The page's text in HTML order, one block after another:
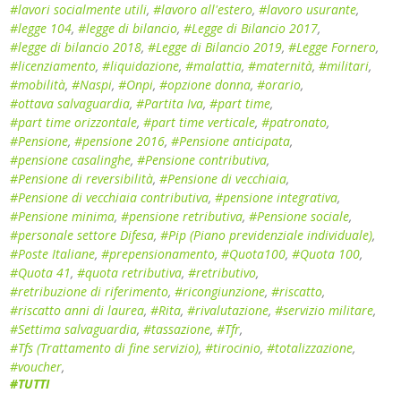
#lavori socialmente utili,#lavoro all'estero,#lavoro usurante,
#legge 104,#legge di bilancio,#Legge di Bilancio 2017,
#legge di bilancio 2018,#Legge di Bilancio 2019,#Legge Fornero,
#licenziamento,#liquidazione,#malattia,#maternità,#militari,
#mobilità,#Naspi,#Onpi,#opzione donna,#orario,
#ottava salvaguardia,#Partita Iva,#part time,
#part time orizzontale,#part time verticale,#patronato,
#Pensione,#pensione 2016,#Pensione anticipata,
#pensione casalinghe,#Pensione contributiva,
#Pensione di reversibilità,#Pensione di vecchiaia,
#Pensione di vecchiaia contributiva,#pensione integrativa,
#Pensione minima,#pensione retributiva,#Pensione sociale,
#personale settore Difesa,#Pip (Piano previdenziale individuale),
#Poste Italiane,#prepensionamento,#Quota100,#Quota 100,
#Quota 41,#quota retributiva,#retributivo,
#retribuzione di riferimento,#ricongiunzione,#riscatto,
#riscatto anni di laurea,#Rita,#rivalutazione,#servizio militare,
#Settima salvaguardia,#tassazione,#Tfr,
#Tfs (Trattamento di fine servizio),#tirocinio,#totalizzazione,
#voucher,
#TUTTI